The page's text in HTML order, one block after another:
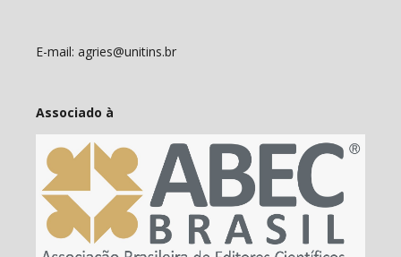
E-mail: agries@unitins.br
Associado à